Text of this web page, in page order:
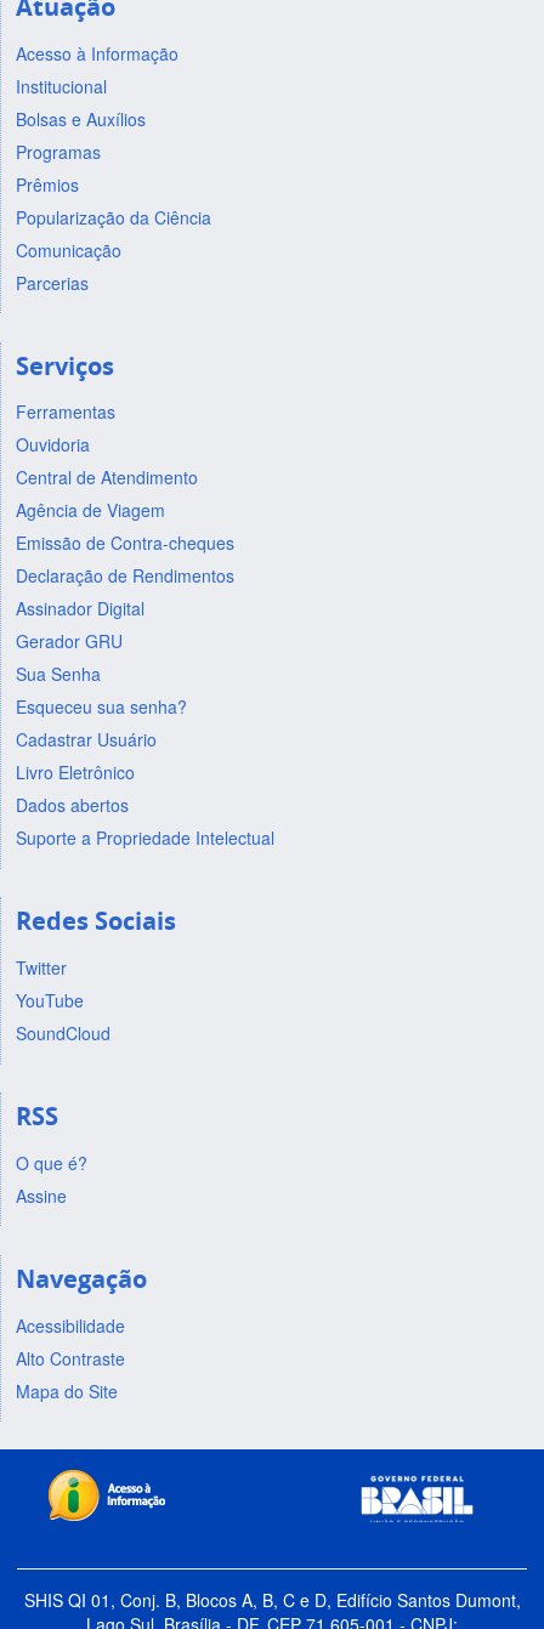
Acesso à Informação
Institucional
Bolsas e Auxílios
Programas
Prêmios
Popularização da Ciência
Comunicação
Parcerias
Serviços
Ferramentas
Ouvidoria
Central de Atendimento
Agência de Viagem
Emissão de Contra-cheques
Declaração de Rendimentos
Assinador Digital
Gerador GRU
Sua Senha
Esqueceu sua senha?
Cadastrar Usuário
Livro Eletrônico
Dados abertos
Suporte a Propriedade Intelectual
Redes Sociais
Twitter
YouTube
SoundCloud
RSS
O que é?
Assine
Navegação
Acessibilidade
Alto Contraste
Mapa do Site
SHIS QI 01, Conj. B, Blocos A, B, C e D, Edifício Santos Dumont,